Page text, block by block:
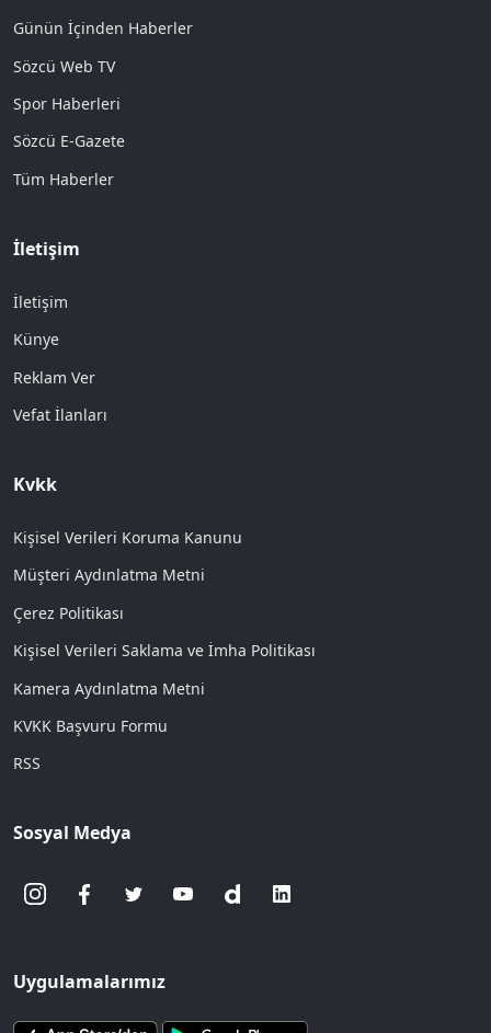
Günün İçinden Haberler
Sözcü Web TV
Spor Haberleri
Sözcü E-Gazete
Tüm Haberler
İletişim
İletişim
Künye
Reklam Ver
Vefat İlanları
Kvkk
Kişisel Verileri Koruma Kanunu
Müşteri Aydınlatma Metni
Çerez Politikası
Kişisel Verileri Saklama ve İmha Politikası
Kamera Aydınlatma Metni
KVKK Başvuru Formu
RSS
Sosyal Medya
Uygulamalarımız